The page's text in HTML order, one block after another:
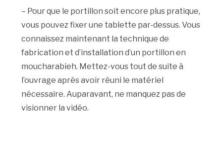
– Pour que le portillon soit encore plus pratique,
vous pouvez fixer une tablette par-dessus. Vous
connaissez maintenant la technique de
fabrication et d’installation d’un portillon en
moucharabieh. Mettez-vous tout de suite à
l’ouvrage après avoir réuni le matériel
nécessaire. Auparavant, ne manquez pas de
visionner la vidéo.